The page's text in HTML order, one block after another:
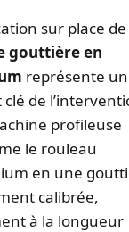
sur place
gouttière en
représente un
de
profileuse
le rouleau
en une
calibrée,
à la longueur